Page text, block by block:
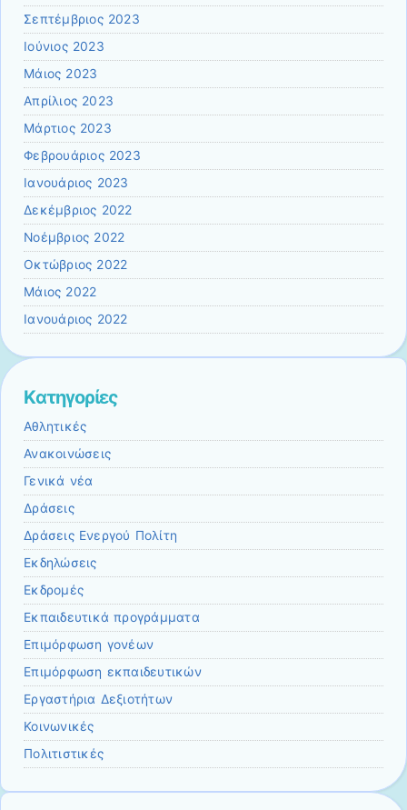
Σεπτέμβριος 2023
Ιούνιος 2023
Μάιος 2023
Απρίλιος 2023
Μάρτιος 2023
Φεβρουάριος 2023
Ιανουάριος 2023
Δεκέμβριος 2022
Νοέμβριος 2022
Οκτώβριος 2022
Μάιος 2022
Ιανουάριος 2022
Kατηγορίες
Αθλητικές
Ανακοινώσεις
Γενικά νέα
Δράσεις
Δράσεις Ενεργού Πολίτη
Εκδηλώσεις
Εκδρομές
Εκπαιδευτικά προγράμματα
Επιμόρφωση γονέων
Επιμόρφωση εκπαιδευτικών
Εργαστήρια Δεξιοτήτων
Κοινωνικές
Πολιτιστικές